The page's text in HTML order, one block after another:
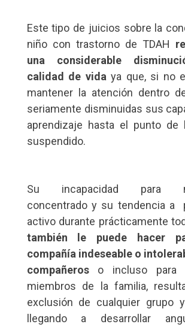
Este tipo de juicios sobre la
niño con trastorno de TDAH
una considerable
calidad de vidaya que, si no
mantener la atención dentro
seriamente disminuidas sus
aprendizaje hasta el punto de
suspendido.
Su incapacidad para
concentrado y su tendencia a
activo durante prácticamente
también le puede hacer
compañía indeseable o
compañeroso incluso para
miembros de la familia,
exclusión de cualquier grupo
llegando a desarrollar